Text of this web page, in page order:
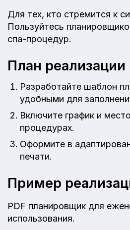
Для тех, кто стремится к
Пользуйтесь
спа-процедур.
План реализации
Разработайте шаблон
удобными для
Включите график и
процедурах.
Оформите в
печати.
Пример
PDF планировщик для
использования.